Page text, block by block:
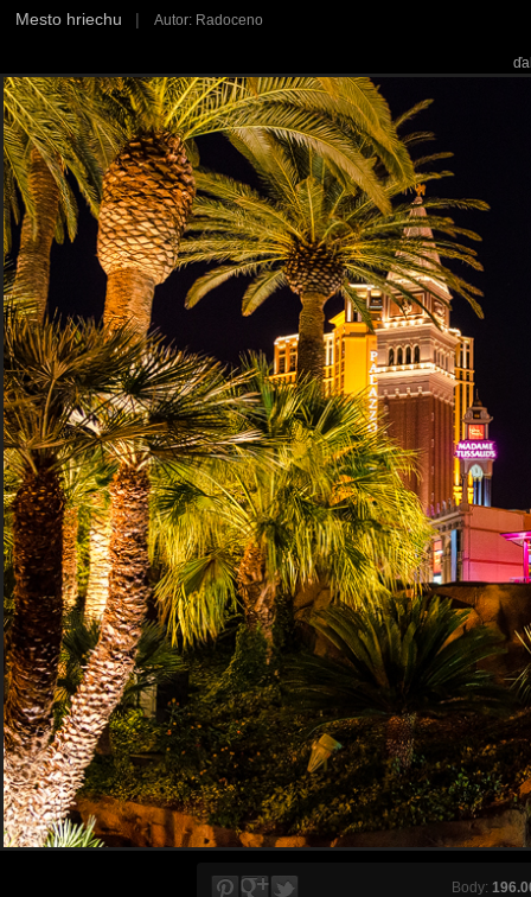
Mesto hriechu | Autor: Radoceno
Body: